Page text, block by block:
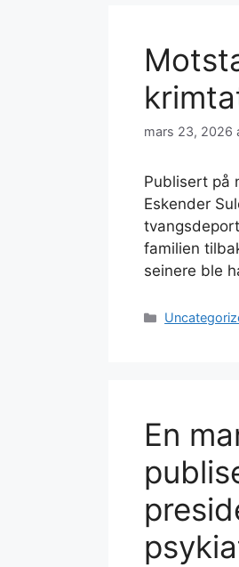
mars 23, 2026
Publisert på
Eskender
familien
seinere ble
Kategorier
En